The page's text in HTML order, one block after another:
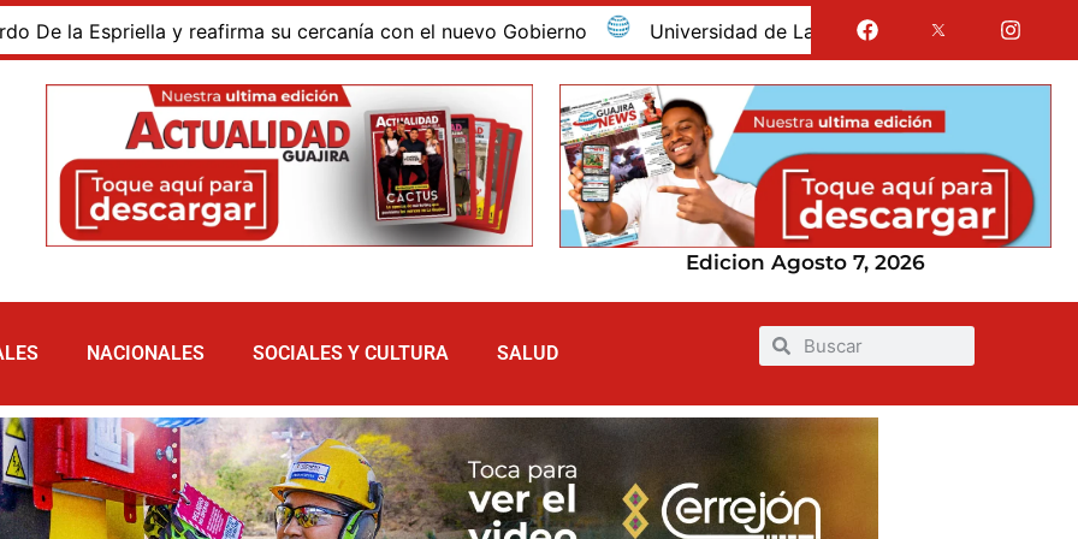
Espriella y reafirma su cercanía con el nuevo Gobierno Universidad de La Guajira celebró la obtención
Edicion Agosto 7, 2026
NACIONALES SOCIALES Y CULTURA SALUD